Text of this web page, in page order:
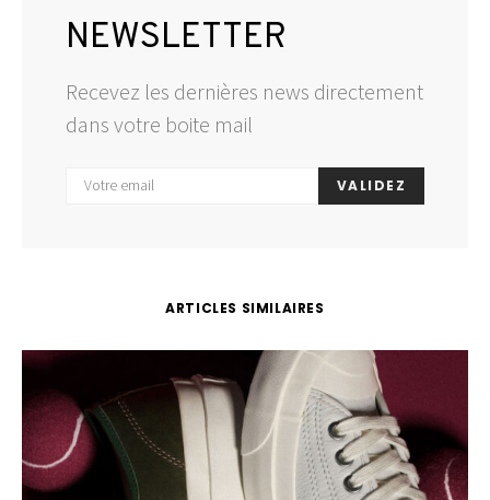
NEWSLETTER
Recevez les dernières news directement
dans votre boite mail
VALIDEZ
ARTICLES SIMILAIRES